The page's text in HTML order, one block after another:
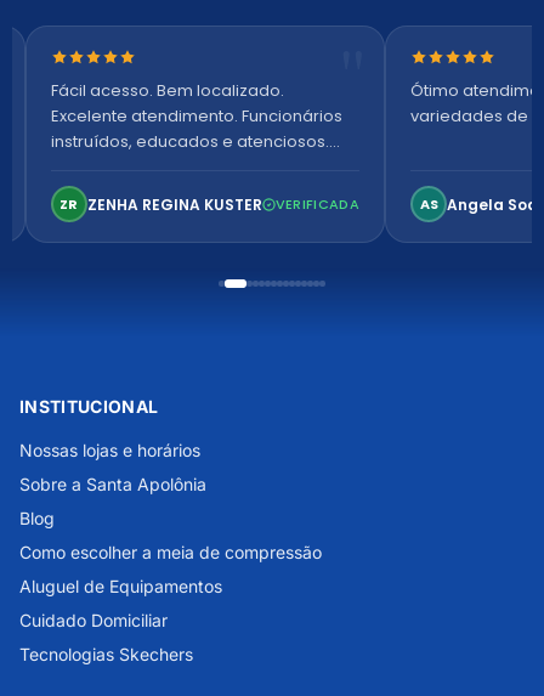
Nota 5 de 5 estrelas
Fácil acesso. Bem localizado.
Excelente atendimento. Funcionários
instruídos, educados e atenciosos.
confortável. Perfeito!
ZR ZENHA REGINA KUSTER VERIFICADA
Nota 5 de 5
Ótimo
variedades de
AS Angela
INSTITUCIONAL
Nossas lojas e horários
Sobre a Santa Apolônia
Blog
Como escolher a meia de compressão
Aluguel de Equipamentos
Cuidado Domiciliar
Tecnologias Skechers